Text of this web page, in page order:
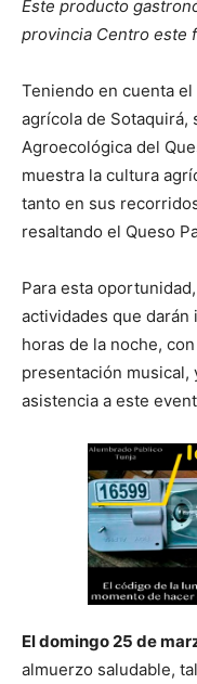
Este producto
provincia Centro este
Teniendo en cuenta
agrícola de Sotaquirá,
Agroecológica del
muestra la cultura
tanto en sus
resaltando el Queso
Para esta
actividades que darán
horas de la noche,
presentación musical,
asistencia a este
El domingo 25 de
almuerzo saludable,